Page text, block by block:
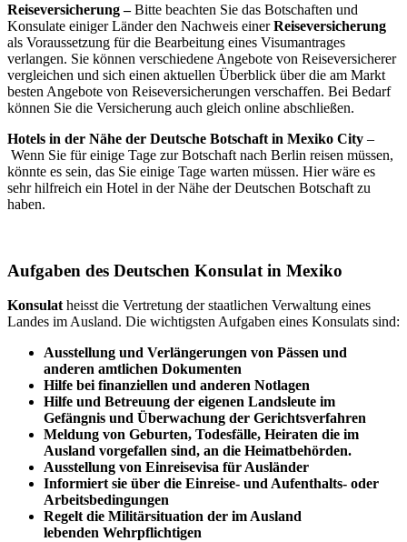
Reiseversicherung –Bitte beachten Sie das Botschaften und
Konsulate einiger Länder den Nachweis einerReiseversicherung
als Voraussetzung für die Bearbeitung eines Visumantrages
verlangen. Sie können verschiedene Angebote von Reiseversicherer
vergleichen und sich einen aktuellen Überblick über die am Markt
besten Angebote von Reiseversicherungen verschaffen. Bei Bedarf
können Sie die Versicherung auch gleich online abschließen.
Hotels in der Nähe der Deutsche Botschaft in Mexiko City –
Wenn Sie für einige Tage zur Botschaft nach Berlin reisen müssen,
könnte es sein, das Sie einige Tage warten müssen. Hier wäre es
sehr hilfreich ein Hotel in der Nähe der Deutschen Botschaft zu
haben.
Aufgaben des Deutschen Konsulat in Mexiko
Konsulatheisst die Vertretung der staatlichen Verwaltung eines
Landes im Ausland. Die wichtigsten Aufgaben eines Konsulats sind:
Ausstellung und Verlängerungen von Pässen und
anderen amtlichen Dokumenten
Hilfe bei finanziellen und anderen Notlagen
Hilfe und Betreuung der eigenen Landsleute im
Gefängnis und Überwachung der Gerichtsverfahren
Meldung von Geburten, Todesfälle, Heiraten die im
Ausland vorgefallen sind, an die Heimatbehörden.
Ausstellung von Einreisevisa für Ausländer
Informiert sie über die Einreise- und Aufenthalts- oder
Arbeitsbedingungen
Regelt die Militärsituation der im Ausland
lebenden Wehrpflichtigen